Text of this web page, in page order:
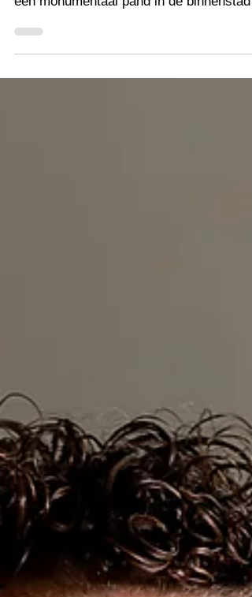
een monumentaal pand in de binnenstad
van Leeuwarden....